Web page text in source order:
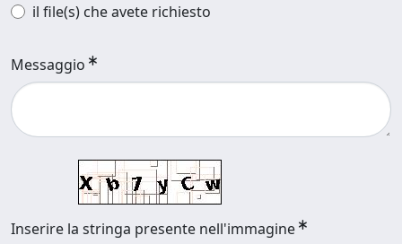
il file(s) che avete richiesto
Messaggio
Inserire la stringa presente nell'immagine